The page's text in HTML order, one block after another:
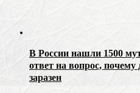
В России нашли 1500
ответ на вопрос,
заразен